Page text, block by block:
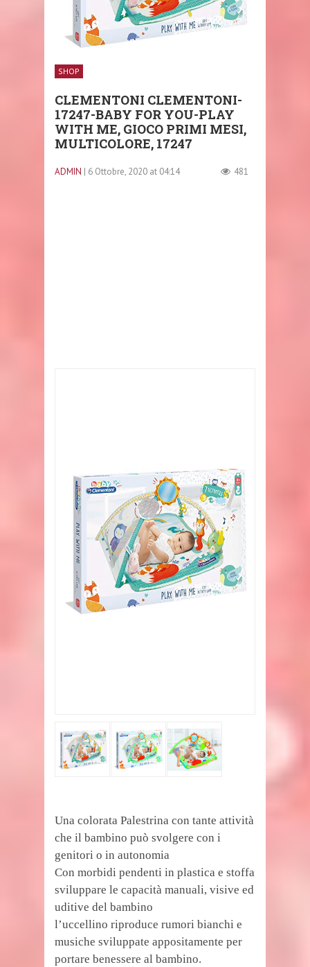
SHOP
CLEMENTONI CLEMENTONI-
17247-BABY FOR YOU-PLAY
WITH ME, GIOCO PRIMI MESI,
MULTICOLORE, 17247
ADMIN | 6 Ottobre, 2020 at 04:14 481
Una colorata Palestrina con tante attività
che il bambino può svolgere con i
genitori o in autonomia
Con morbidi pendenti in plastica e stoffa
sviluppare le capacità manuali, visive ed
uditive del bambino
l’uccellino riproduce rumori bianchi e
musiche sviluppate appositamente per
portare benessere al bambino.